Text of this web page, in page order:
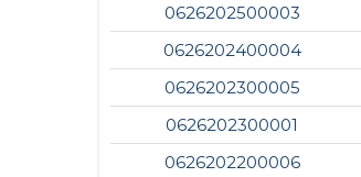
0626202500003
0626202400004
0626202300005
0626202300001
0626202200006